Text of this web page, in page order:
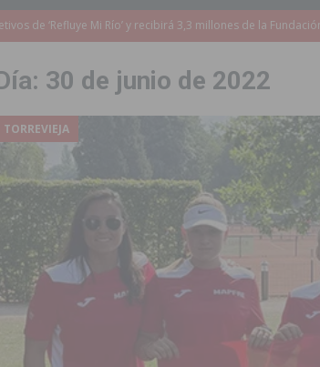
sinfónico de la Orquesta de Jóvenes de la Provincia de
mejora la accesibilidad de las aceras del entorno del
adicionales al CEIP nº 2 de Catral dentro del Plan
un grupo criminal especializado en el robo de
con la contratación de 55 personas desempleadas a
del riesgo de incendios e inundaciones por el estado de
30 de junio de 2022
TORREVIEJA